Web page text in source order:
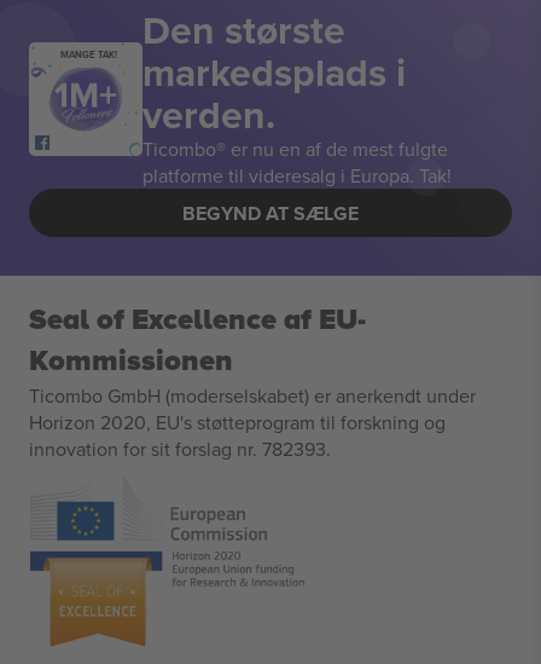
MANGE TAK! Den største
markedsplads i
verden.
Ticombo® er nu en af de mest fulgte
platforme til videresalg i Europa. Tak!
BEGYND AT SÆLGE
Seal of Excellence af EU-
Kommissionen
Ticombo GmbH (moderselskabet) er anerkendt under
Horizon 2020, EU's støtteprogram til forskning og
innovation for sit forslag nr. 782393.